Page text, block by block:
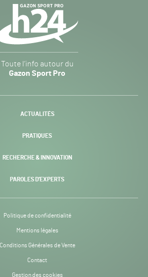
Sport
Pro
-
Toute l’info autour du
Gazon Sport Pro
ACTUALITÉS
PRATIQUES
RECHERCHE & INNOVATION
PAROLES D’EXPERTS
Politique de confidentialité
Mentions légales
Conditions Générales de Vente
Contact
Gestion des cookies